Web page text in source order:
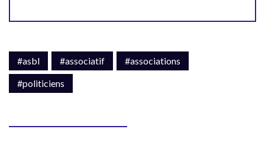
#asbl #associatif
#associations
#politiciens